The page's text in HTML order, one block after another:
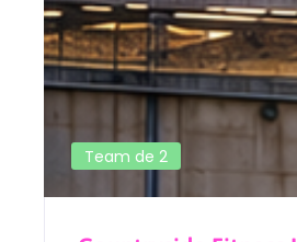
Team de 2